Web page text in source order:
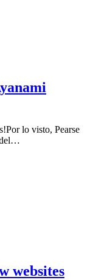
lo visto, Pearse
del…
websites